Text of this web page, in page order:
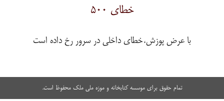
خطای ۵۰۰
با عرض پوزش،خطای داخلی در سرور رخ داده است
تمام حقوق برای موسسه کتابخانه و موزه ملی ملک محفوظ است.